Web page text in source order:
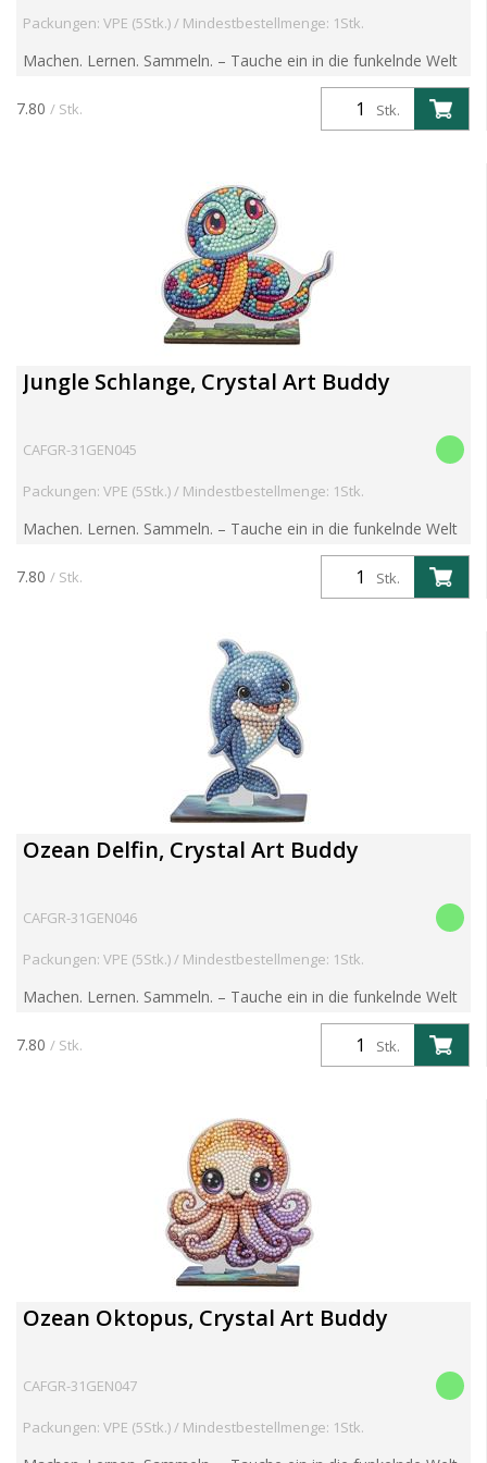
Packungen: VPE (5Stk.) / Mindestbestellmenge: 1Stk.
Machen. Lernen. Sammeln. – Tauche ein in die funkelnde Welt
der Crystal Art Wildlife Buddies! Entdecke die brandneue
Crystal Art Wildlife Buddies Kollektion – eine faszin...Stk.
7.80 / Stk.
Jungle Schlange, Crystal Art Buddy
CAFGR-31GEN045
Packungen: VPE (5Stk.) / Mindestbestellmenge: 1Stk.
Machen. Lernen. Sammeln. – Tauche ein in die funkelnde Welt
der Crystal Art Wildlife Buddies! Entdecke die brandneue
Crystal Art Wildlife Buddies Kollektion – eine faszin...Stk.
7.80 / Stk.
Ozean Delfin, Crystal Art Buddy
CAFGR-31GEN046
Packungen: VPE (5Stk.) / Mindestbestellmenge: 1Stk.
Machen. Lernen. Sammeln. – Tauche ein in die funkelnde Welt
der Crystal Art Wildlife Buddies! Entdecke die brandneue
Crystal Art Wildlife Buddies Kollektion – eine faszin...Stk.
7.80 / Stk.
Ozean Oktopus, Crystal Art Buddy
CAFGR-31GEN047
Packungen: VPE (5Stk.) / Mindestbestellmenge: 1Stk.